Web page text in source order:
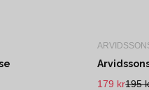
195
179 kr